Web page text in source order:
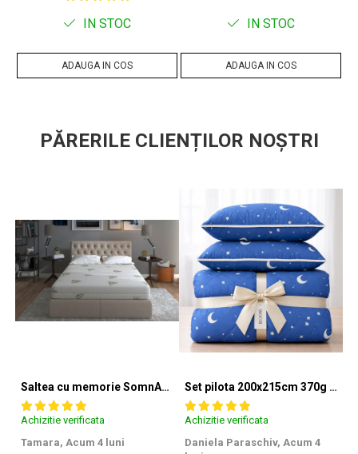
Superball®
2 perne 50x70
Recomandari de utilizare
Se recomanda aerisirea pilotei timp de cateva ore dupa ce a
spalare
Recomandam expunerea saptamanala a produselor
IN STOC
ADAUGA IN COS
IN STOC
ADAUGA IN COS
PĂRERILE CLIENȚILOR NOȘTRI
Saltea cu memorie SomnART XXL Memory Plus 160x190, înălțime 25cm, pentru persoane supraponderale, husă Aloe Vera detașabilă, rulată, fermitate mare
Achizitie verificata
Tamara, Acum 4 luni
Set pilota 200x215cm 370g cu 2 perne 50x70,albastru- PLT36
Achizitie verificata
Daniela Paraschiv, Acum 4